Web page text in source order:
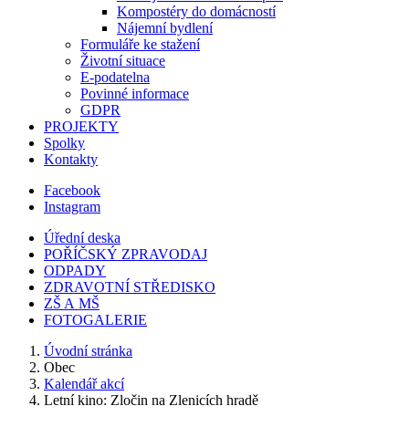
Kompostéry do domácností
Nájemní bydlení
Formuláře ke stažení
Životní situace
E-podatelna
Povinné informace
GDPR
PROJEKTY
Spolky
Kontakty
Facebook
Instagram
Úřední deska
POŘÍČSKÝ ZPRAVODAJ
ODPADY
ZDRAVOTNÍ STŘEDISKO
ZŠ A MŠ
FOTOGALERIE
Úvodní stránka
Obec
Kalendář akcí
Letní kino: Zločin na Zlenicích hradě